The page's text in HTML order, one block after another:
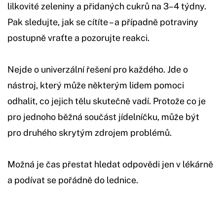
lilkovité zeleniny a přidaných cukrů na 3–4 týdny.
Pak sledujte, jak se cítíte – a případně potraviny
postupně vraťte a pozorujte reakci.
Nejde o univerzální řešení pro každého. Jde o
nástroj, který může některým lidem pomoci
odhalit, co jejich tělu skutečně vadí. Protože co je
pro jednoho běžná součást jídelníčku, může být
pro druhého skrytým zdrojem problémů.
Možná je čas přestat hledat odpovědi jen v lékárně
a podívat se pořádně do lednice.